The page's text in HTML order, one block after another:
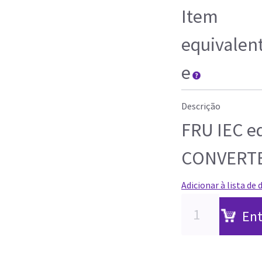
Item
e
Descrição
FRU IEC
Adicionar à lista de